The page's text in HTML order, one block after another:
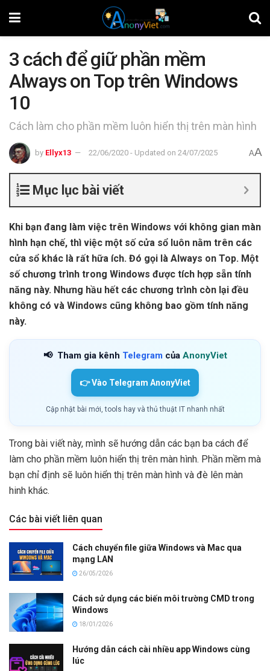
3 cách để giữ phần mềm
Always on Top trên Windows
10
Cách làm cho phần mềm luôn hiển thị trên màn hình
by Ellyx13 22/06/2020 - Updated on 24/07/2025 AA
Mục lục bài viết
Khi bạn đang làm việc trên Windows với không gian màn
hình hạn chế, thì việc một số cửa sổ luôn nằm trên các
cửa sổ khác là rất hữa ích. Đó gọi là Always on Top. Một
số chương trình trong Windows được tích hợp sẵn tính
năng này. Nhưng hầu hết các chương trình còn lại đều
không có và Windows cũng không bao gồm tính năng
này.
📢 Tham gia kênh Telegram của AnonyViet
👉 Vào Telegram AnonyViet
Cập nhật bài mới, tools hay và thủ thuật IT nhanh nhất
Trong bài viết này, mình sẽ hướng dẫn các bạn ba cách để
làm cho phần mềm luôn hiển thị trên màn hình. Phần mềm mà
bạn chỉ định sẽ luôn hiển thị trên màn hình và đè lên màn
hinh khác.
Các bài viết liên quan
Cách chuyển file giữa Windows và Mac qua
mạng LAN
26/05/2026
Cách sử dụng các biến môi trường CMD trong
Windows
18/01/2026
Hướng dẫn cách cài nhiều app Windows cùng
lúc